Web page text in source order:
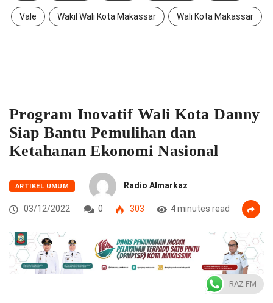
Vale Wakil Wali Kota Makassar Wali Kota Makassar
Program Inovatif Wali Kota Danny
Siap Bantu Pemulihan dan
Ketahanan Ekonomi Nasional
ARTIKEL UMUM Radio Almarkaz
03/12/2022 0 303 4 minutes read
RAZ FM